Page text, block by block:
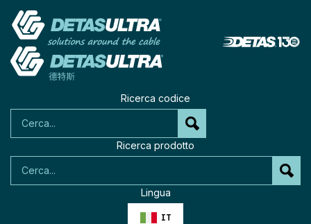
Ricerca codice
Ricerca prodotto
Lingua
IT